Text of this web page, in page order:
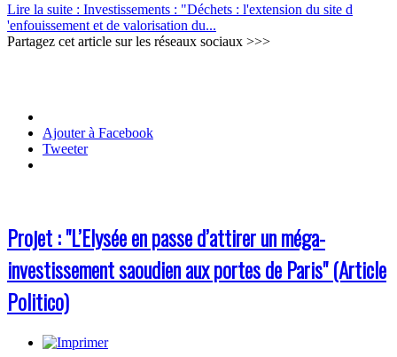
Lire la suite : Investissements : "Déchets : l'extension du site d
'enfouissement et de valorisation du...
Partagez cet article sur les réseaux sociaux >>>
Ajouter à Facebook
Tweeter
Projet : "L’Elysée en passe d’attirer un méga-
investissement saoudien aux portes de Paris" (Article
Politico)